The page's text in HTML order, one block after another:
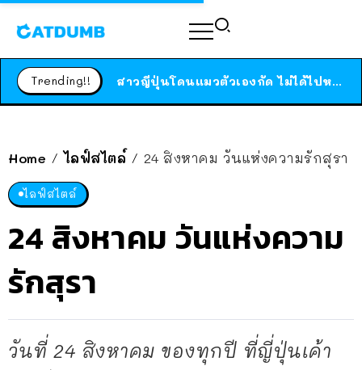
Trending!! ได้เวลาเด็กหนวดรวมตัว RF Online Next เปิดให้เล่นแล้ว เกม Sci-Fi MMORPG ระดับตำนาน เล่นได้ทั้งมือถือและ PC
Home / ไลฟ์สไตล์ / 24 สิงหาคม วันแห่งความรักสุรา
ไลฟ์สไตล์
24 สิงหาคม วันแห่งความ
รักสุรา
วันที่ 24 สิงหาคม ของทุกปี ที่ญี่ปุ่นเค้า